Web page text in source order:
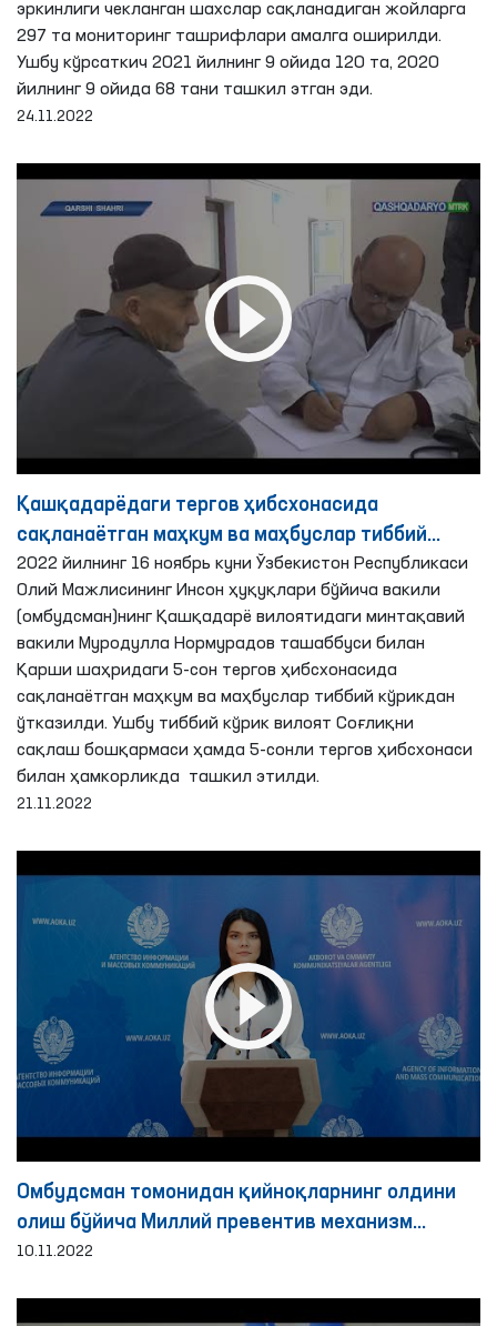
брифинг
эркинлиги чекланган шахслар сақланадиган жойларга
297 та мониторинг ташрифлари амалга оширилди.
Ушбу кўрсаткич 2021 йилнинг 9 ойида 120 та, 2020
йилнинг 9 ойида 68 тани ташкил этган эди.
24.11.2022
Қашқадарёдаги тергов ҳибсхонасида
сақланаётган маҳкум ва маҳбуслар тиббий
кўрикдан ўтказилди
2022 йилнинг 16 ноябрь куни Ўзбекистон Республикаси
Олий Мажлисининг Инсон ҳуқуқлари бўйича вакили
(омбудсман)нинг Қашқадарё вилоятидаги минтақавий
вакили Муродулла Нормурадов ташаббуси билан
Қарши шаҳридаги 5-сон тергов ҳибсхонасида
сақланаётган маҳкум ва маҳбуслар тиббий кўрикдан
ўтказилди. Ушбу тиббий кўрик вилоят Соғлиқни
сақлаш бошқармаси ҳамда 5-сонли тергов ҳибсхонаси
билан ҳамкорликда ташкил этилди.
21.11.2022
Омбудсман томонидан қийноқларнинг олдини
олиш бўйича Миллий превентив механизм
доирасида 2022 йилнинг 9 ойида амалга
10.11.2022